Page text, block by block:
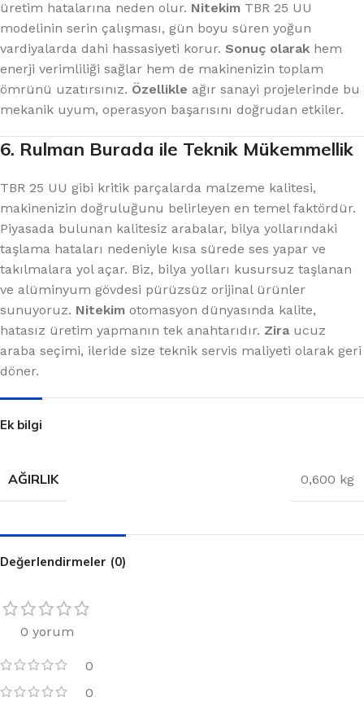
üretim hatalarına neden olur. Nitekim TBR 25 UU
modelinin serin çalışması, gün boyu süren yoğun
vardiyalarda dahi hassasiyeti korur. Sonuç olarak hem
enerji verimliliği sağlar hem de makinenizin toplam
ömrünü uzatırsınız. Özellikle ağır sanayi projelerinde bu
mekanik uyum, operasyon başarısını doğrudan etkiler.
6. Rulman Burada ile Teknik Mükemmellik
TBR 25 UU gibi kritik parçalarda malzeme kalitesi,
makinenizin doğruluğunu belirleyen en temel faktördür.
Piyasada bulunan kalitesiz arabalar, bilya yollarındaki
taşlama hataları nedeniyle kısa sürede ses yapar ve
takılmalara yol açar. Biz, bilya yolları kusursuz taşlanan
ve alüminyum gövdesi pürüzsüz orijinal ürünler
sunuyoruz. Nitekim otomasyon dünyasında kalite,
hatasız üretim yapmanın tek anahtarıdır. Zira ucuz
araba seçimi, ileride size teknik servis maliyeti olarak geri
döner.
Ek bilgi
AĞIRLIK 0,600 kg
Değerlendirmeler (0)
0 yorum
0
0